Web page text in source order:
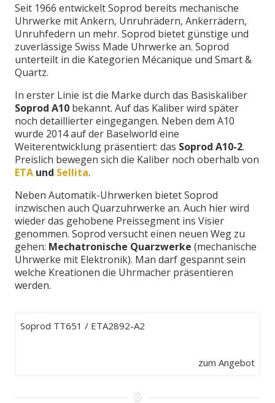
Seit 1966 entwickelt Soprod bereits mechanische
Uhrwerke mit Ankern, Unruhrädern, Ankerrädern,
Unruhfedern un mehr. Soprod bietet günstige und
zuverlässige Swiss Made Uhrwerke an. Soprod
unterteilt in die Kategorien Mécanique und Smart &
Quartz.
In erster Linie ist die Marke durch das Basiskaliber
Soprod A10 bekannt. Auf das Kaliber wird später
noch detaillierter eingegangen. Neben dem A10
wurde 2014 auf der Baselworld eine
Weiterentwicklung präsentiert: das Soprod A10-2.
Preislich bewegen sich die Kaliber noch oberhalb von
ETA und Sellita.
Neben Automatik-Uhrwerken bietet Soprod
inzwischen auch Quarzuhrwerke an. Auch hier wird
wieder das gehobene Preissegment ins Visier
genommen. Soprod versucht einen neuen Weg zu
gehen: Mechatronische Quarzwerke (mechanische
Uhrwerke mit Elektronik). Man darf gespannt sein
welche Kreationen die Uhrmacher präsentieren
werden.
Soprod TT651 / ETA2892-A2
zum Angebot